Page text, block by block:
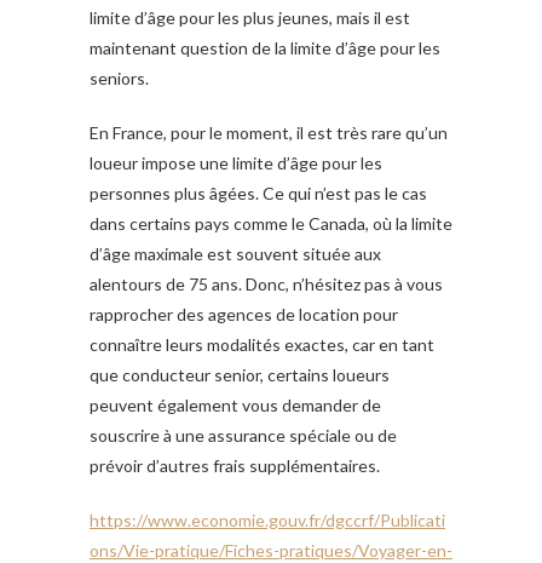
limite d’âge pour les plus jeunes, mais il est
maintenant question de la limite d’âge pour les
seniors.
En France, pour le moment, il est très rare qu’un
loueur impose une limite d’âge pour les
personnes plus âgées. Ce qui n’est pas le cas
dans certains pays comme le Canada, où la limite
d’âge maximale est souvent située aux
alentours de 75 ans. Donc, n’hésitez pas à vous
rapprocher des agences de location pour
connaître leurs modalités exactes, car en tant
que conducteur senior, certains loueurs
peuvent également vous demander de
souscrire à une assurance spéciale ou de
prévoir d’autres frais supplémentaires.
https://www.economie.gouv.fr/dgccrf/Publicati
ons/Vie-pratique/Fiches-pratiques/Voyager-en-